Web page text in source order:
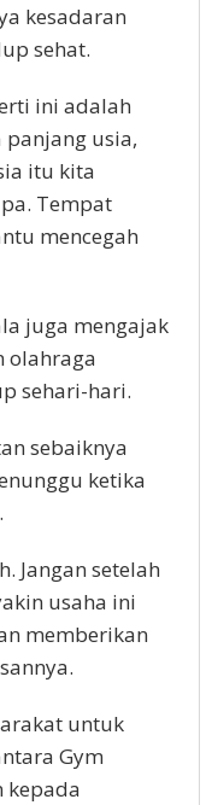
kesadaran
sehat.
ini adalah
panjang usia,
itu kita
Tempat
mencegah
juga mengajak
olahraga
sehari-hari.
sebaiknya
ketika
Jangan setelah
usaha ini
memberikan
untuk
Gym
kepada